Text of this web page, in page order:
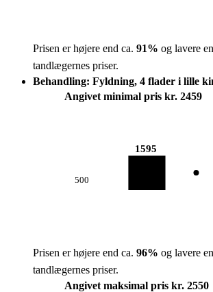
Prisen er højere end ca. 91% og lavere
tandlægernes priser.
Behandling: Fyldning, 4 flader i lille
Angivet minimal pris kr. 2459
500
1595
Prisen er højere end ca. 96% og lavere
tandlægernes priser.
Angivet maksimal pris kr. 2550